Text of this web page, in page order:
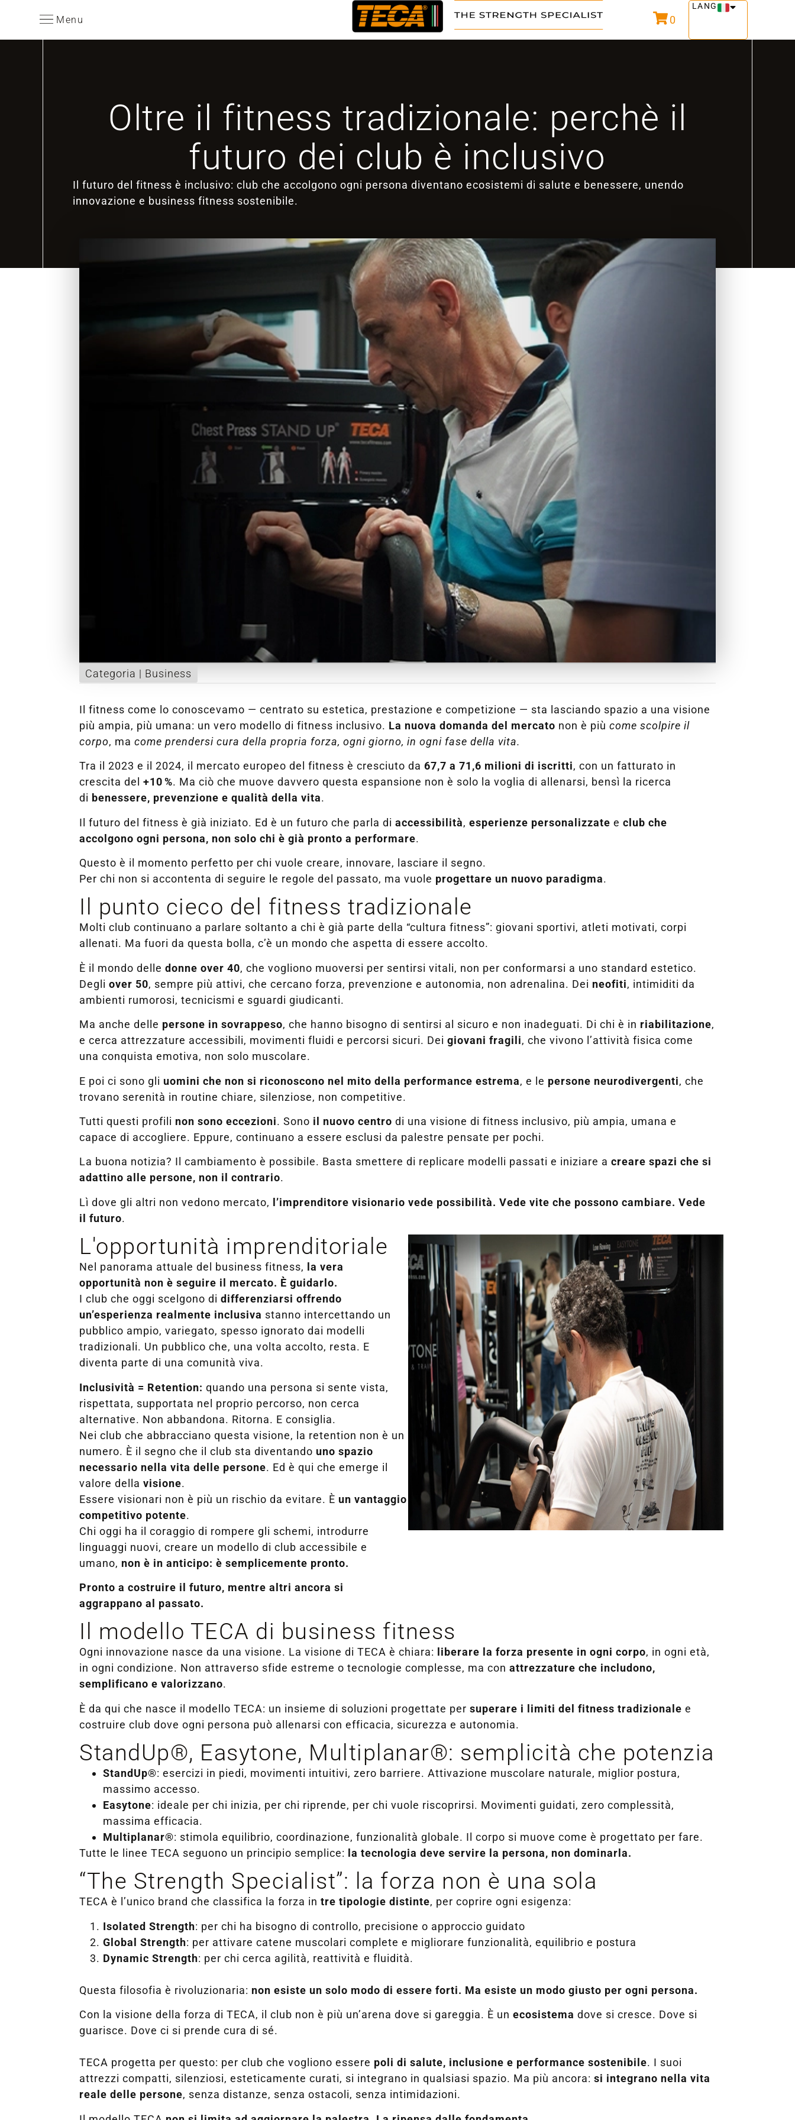
Menu 0
LANG
Oltre il fitness tradizionale: perchè il
futuro dei club è inclusivo
Il futuro del fitness è inclusivo: club che accolgono ogni persona diventano ecosistemi di salute e benessere, unendo
innovazione e business fitness sostenibile.
Categoria | Business
Il fitness come lo conoscevamo — centrato su estetica, prestazione e competizione — sta lasciando spazio a una visione
più ampia, più umana: un vero modello di fitness inclusivo. La nuova domanda del mercato non è piùcome scolpire il
corpo, macome prendersi cura della propria forza, ogni giorno, in ogni fase della vita.
Tra il 2023 e il 2024, il mercato europeo del fitness è cresciuto da67,7 a 71,6 milioni di iscritti, con un fatturato in
crescita del+10%. Ma ciò che muove davvero questa espansione non è solo la voglia di allenarsi, bensì la ricerca
di benessere, prevenzione e qualità della vita.
Il futuro del fitness è già iniziato. Ed è un futuro che parla diaccessibilità,esperienze personalizzate eclub che
accolgono ogni persona, non solo chi è già pronto a performare.
Questo è il momento perfetto per chi vuole creare, innovare, lasciare il segno.
Per chi non si accontenta di seguire le regole del passato, ma vuole progettare un nuovo paradigma.
Il punto cieco del fitness tradizionale
Molti club continuano a parlare soltanto a chi è già parte della “cultura fitness”: giovani sportivi, atleti motivati, corpi
allenati. Ma fuori da questa bolla, c’è un mondo che aspetta di essere accolto.
È il mondo delledonne over 40, che vogliono muoversi per sentirsi vitali, non per conformarsi a uno standard estetico.
Degliover 50, sempre più attivi, che cercano forza, prevenzione e autonomia, non adrenalina. Dei neofiti, intimiditi da
ambienti rumorosi, tecnicismi e sguardi giudicanti.
Ma anche delle persone in sovrappeso, che hanno bisogno di sentirsi al sicuro e non inadeguati. Di chi è in riabilitazione,
e cerca attrezzature accessibili, movimenti fluidi e percorsi sicuri. Deigiovani fragili, che vivono l’attività fisica come
una conquista emotiva, non solo muscolare.
E poi ci sono gli uomini che non si riconoscono nel mito della performance estrema, e le persone neurodivergenti, che
trovano serenità in routine chiare, silenziose, non competitive.
Tutti questi profili non sono eccezioni. Sono il nuovo centro di una visione di fitness inclusivo, più ampia, umana e
capace di accogliere. Eppure, continuano a essere esclusi da palestre pensate per pochi.
La buona notizia? Il cambiamento è possibile. Basta smettere di replicare modelli passati e iniziare acreare spazi che si
adattino alle persone, non il contrario.
Lì dove gli altri non vedono mercato, l’imprenditore visionario vede possibilità. Vede vite che possono cambiare. Vede
il futuro.
L'opportunità imprenditoriale
Nel panorama attuale del business fitness,
la vera
opportunità non è seguire il mercato. È guidarlo.
I club che oggi scelgono didifferenziarsi offrendo
un’esperienza realmente inclusiva stanno intercettando un
pubblico ampio, variegato, spesso ignorato dai modelli
tradizionali. Un pubblico che, una volta accolto, resta. E
diventa parte di una comunità viva.
Inclusività = Retention:quando una persona si sente vista,
rispettata, supportata nel proprio percorso, non cerca
alternative. Non abbandona. Ritorna. E consiglia.
Nei club che abbracciano questa visione, la retention non è un
numero. È il segno che il club sta diventando uno spazio
necessario nella vita delle persone. Ed è qui che emerge il
valore dellavisione.
Essere visionari non è più un rischio da evitare. È un vantaggio
competitivo potente.
Chi oggi ha il coraggio di rompere gli schemi, introdurre
linguaggi nuovi, creare un modello di club accessibile e
umano, non è in anticipo: è semplicemente pronto.
Pronto a costruire il futuro, mentre altri ancora si
aggrappano al passato.
Il modello TECA di business fitness
Ogni innovazione nasce da una visione. La visione di TECA è chiara: liberare la forza presente in ogni corpo, in ogni età,
in ogni condizione. Non attraverso sfide estreme o tecnologie complesse, ma conattrezzature che includono,
semplificano e valorizzano.
È da qui che nasce il modello TECA: un insieme di soluzioni progettate persuperare i limiti del fitness tradizionale e
costruire club dove ogni persona può allenarsi con efficacia, sicurezza e autonomia.
StandUp®, Easytone, Multiplanar®: semplicità che potenzia
StandUp®: esercizi in piedi, movimenti intuitivi, zero barriere. Attivazione muscolare naturale, miglior postura,
massimo accesso.
Easytone: ideale per chi inizia, per chi riprende, per chi vuole riscoprirsi. Movimenti guidati, zero complessità,
massima efficacia.
Multiplanar®: stimola equilibrio, coordinazione, funzionalità globale. Il corpo si muove come è progettato per fare.
Tutte le linee TECA seguono un principio semplice:
la tecnologia deve servire la persona, non dominarla.
“The Strength Specialist”: la forza non è una sola
TECA è l’unico brand che classifica la forza intre tipologie distinte, per coprire ogni esigenza:
Isolated Strength: per chi ha bisogno di controllo, precisione o approccio guidato
Global Strength: per attivare catene muscolari complete e migliorare funzionalità, equilibrio e postura
Dynamic Strength: per chi cerca agilità, reattività e fluidità.
Questa filosofia è rivoluzionaria: non esiste un solo modo di essere forti. Ma esiste un modo giusto per ogni persona.
Con la visione della forza di TECA, il club non è più un’arena dove si gareggia. È unecosistema dove si cresce. Dove si
guarisce. Dove ci si prende cura di sé.
TECA progetta per questo: per club che vogliono essere poli di salute, inclusione e performance sostenibile. I suoi
attrezzi compatti, silenziosi, esteticamente curati, si integrano in qualsiasi spazio. Ma più ancora:si integrano nella vita
reale delle persone, senza distanze, senza ostacoli, senza intimidazioni.